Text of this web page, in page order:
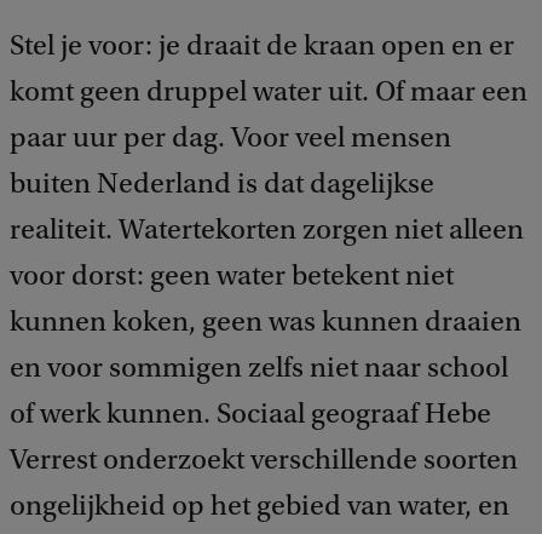
Stel je voor: je draait de kraan open en er
komt geen druppel water uit. Of maar een
paar uur per dag. Voor veel mensen
buiten Nederland is dat dagelijkse
realiteit. Watertekorten zorgen niet alleen
voor dorst: geen water betekent niet
kunnen koken, geen was kunnen draaien
en voor sommigen zelfs niet naar school
of werk kunnen. Sociaal geograaf Hebe
Verrest onderzoekt verschillende soorten
ongelijkheid op het gebied van water, en